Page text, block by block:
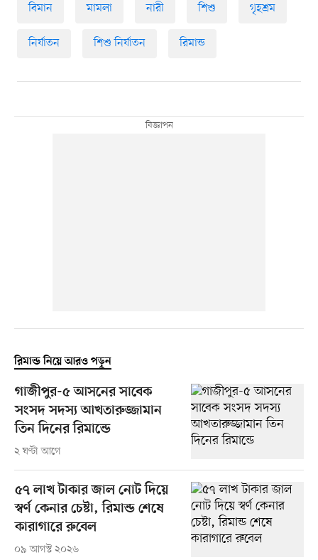
বিমান মামলা নারী শিশু গৃহশ্রম
নির্যাতন শিশু নির্যাতন রিমান্ড
রিমান্ড নিয়ে আরও পড়ুন
গাজীপুর-৫ আসনের সাবেক
সংসদ সদস্য আখতারুজ্জামান
তিন দিনের রিমান্ডে
২ ঘণ্টা আগে
৫৭ লাখ টাকার জাল নোট দিয়ে
স্বর্ণ কেনার চেষ্টা, রিমান্ড শেষে
কারাগারে রুবেল
০৯ আগস্ট ২০২৬